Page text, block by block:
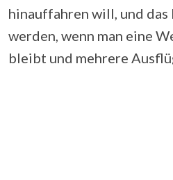
hinauffahren will, und das
werden, wenn man eine
bleibt und mehrere